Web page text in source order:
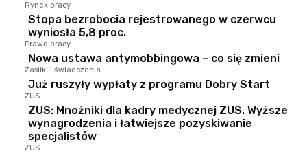
Rynek pracy
Stopa bezrobocia rejestrowanego w czerwcu
wyniosła 5,8 proc.
Prawo pracy
Nowa ustawa antymobbingowa – co się zmieni
Zasiłki i świadczenia
Już ruszyły wypłaty z programu Dobry Start
ZUS
ZUS: Mnożniki dla kadry medycznej ZUS. Wyższe
wynagrodzenia i łatwiejsze pozyskiwanie
specjalistów
ZUS